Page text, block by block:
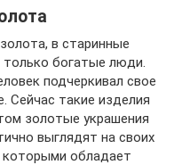
в старинные
только богатые люди.
подчеркивал свое
Сейчас такие изделия
золотые украшения
выглядят на своих
которыми обладает